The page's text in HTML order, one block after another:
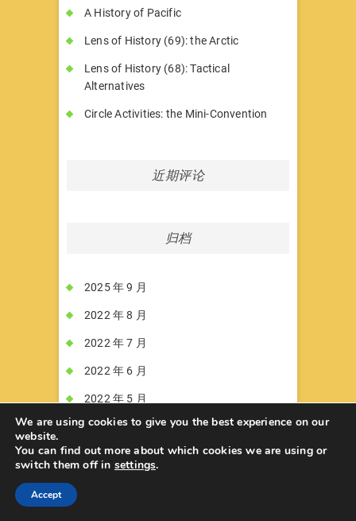
A History of Pacific
Lens of History (69): the Arctic
Lens of History (68): Tactical
Alternatives
Circle Activities: the Mini-Convention
近期评论
归档
2025 年 9 月
2022 年 8 月
2022 年 7 月
2022 年 6 月
2022 年 5 月
2022 年 4 月
2022 年 3 月
We are using cookies to give you the best experience on our
website.
You can find out more about which cookies we are using or
switch them off in settings.
Accept